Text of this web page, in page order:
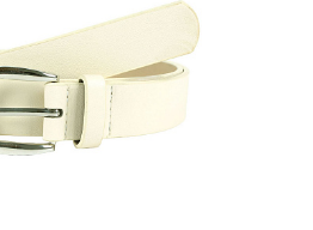
Запросить цену